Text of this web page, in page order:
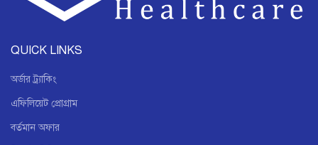
QUICK LINKS
অর্ডার ট্র্যাকিং
এফিলিয়েট প্রোগ্রাম
বর্তমান অফার